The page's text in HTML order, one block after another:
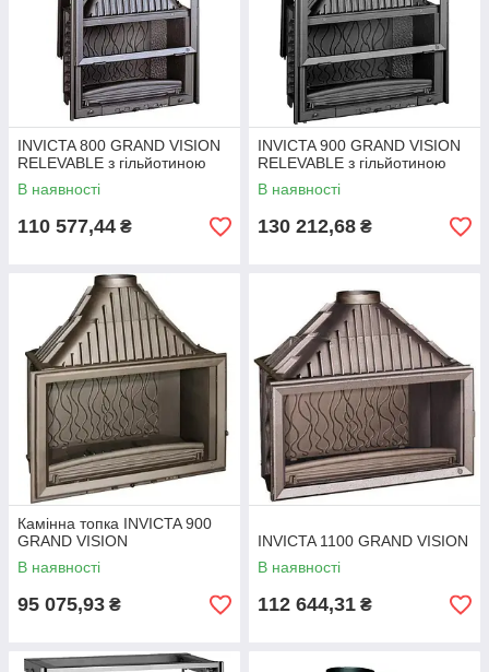
INVICTA 800 GRAND VISION
RELEVABLE з гільйотиною
В наявності
110 577,44 ₴
INVICTA 900 GRAND VISION
RELEVABLE з гільйотиною
В наявності
130 212,68 ₴
Камінна топка INVICTA 900
GRAND VISION
В наявності
95 075,93 ₴
INVICTA 1100 GRAND VISION
В наявності
112 644,31 ₴